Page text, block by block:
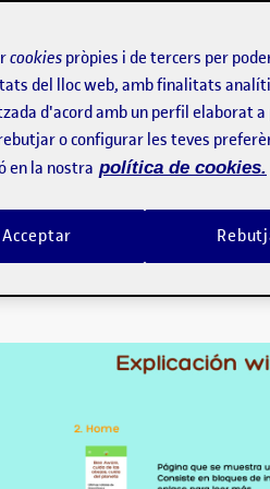
de las
sobre la
cookies pròpies i de tercers per
del lloc web, amb finalitats
d'acord amb un perfil elaborat
o configurar les teves
en la nostra política de cookies.
Acceptar